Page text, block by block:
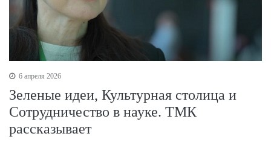
6 апреля 2026
Зеленые идеи, Культурная столица и
Сотрудничество в науке. ТМК
рассказывает